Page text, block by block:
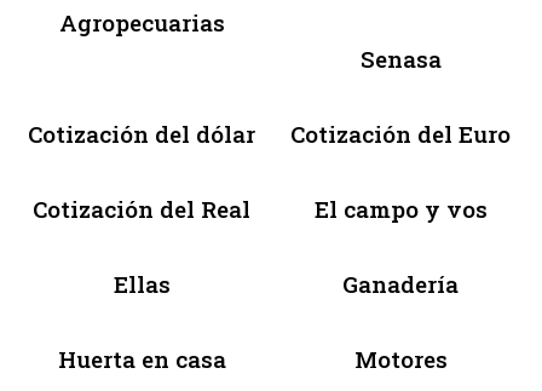
Agropecuarias
Senasa
Cotización del dólar Cotización del Euro
Cotización del Real El campo y vos
Ellas Ganadería
Huerta en casa Motores